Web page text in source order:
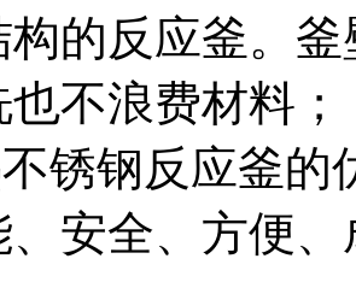
构的反应釜。
不浪费材料；
锈钢反应釜
安全、方便